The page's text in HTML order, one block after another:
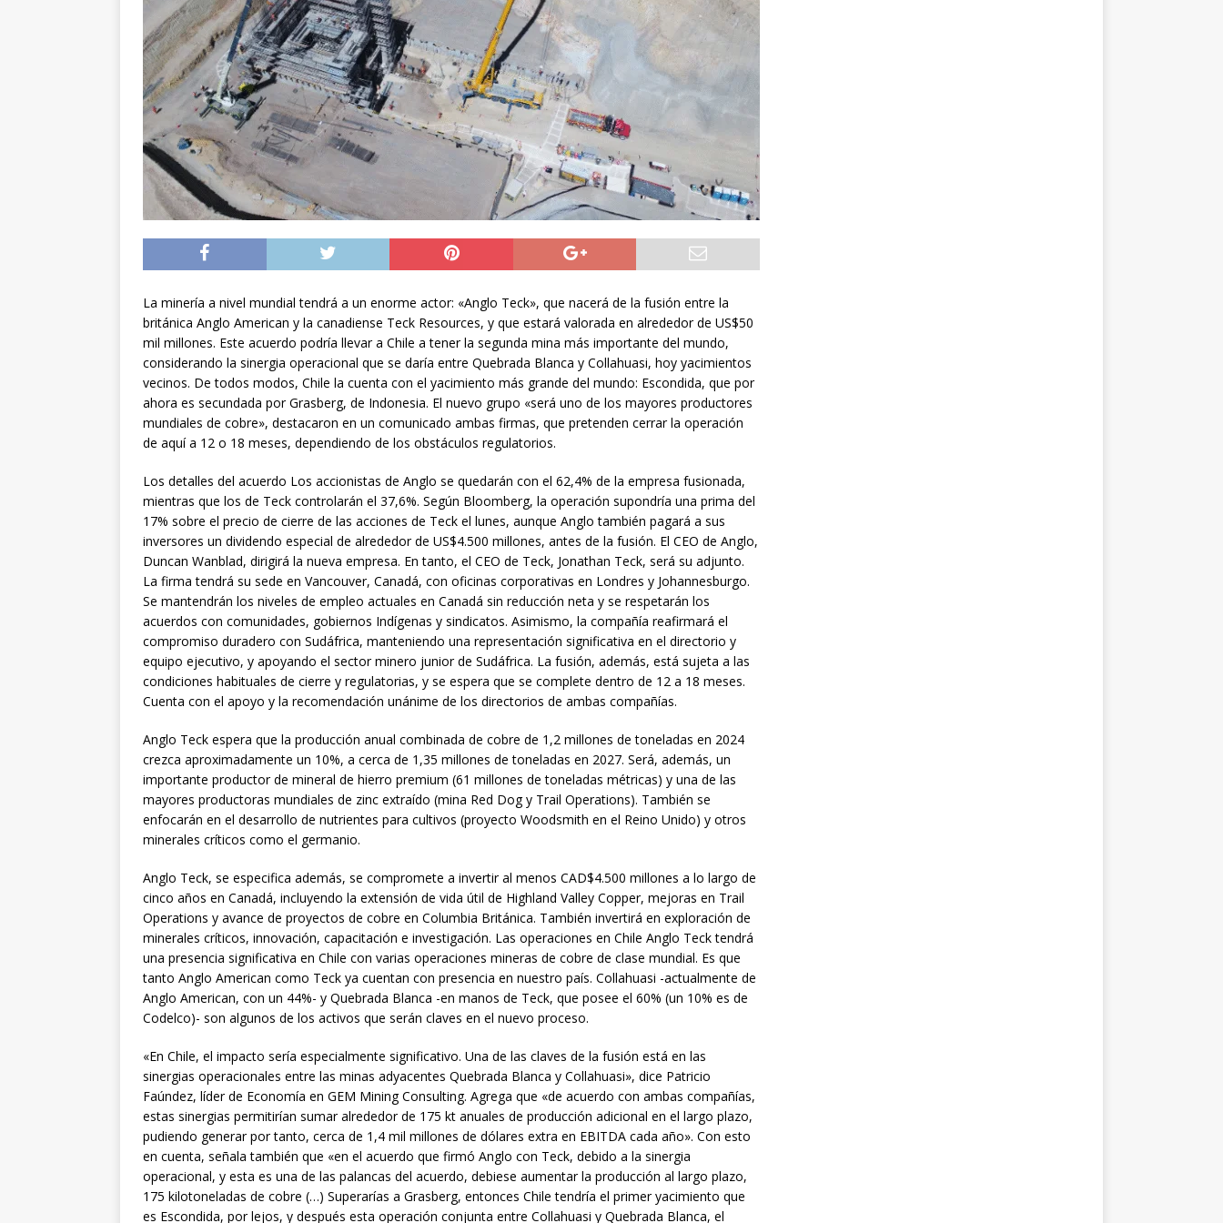
[ 04/08/2026 ] Ministros de la Unión Europea acuerdan reforzar fronteras, retornos y
sistema de alerta temprana tras la crisis en Ceuta
INTERNACIONAL
[ 04/08/2026 ] Precio del cobre alcanzó un nuevo máximo histórico
NACIONAL
[ 05/08/2026 ] Sueldos millonarios en el Gobierno: 46 funcionarios de
superintendencias ganan igual o más que el presidente Kast
La minería a nivel mundial tendrá a un enorme actor: «Anglo Teck», que nacerá de la fusión entre la
británica Anglo American y la canadiense Teck Resources, y que estará valorada en alrededor de US$50
mil millones. Este acuerdo podría llevar a Chile a tener la segunda mina más importante del mundo,
considerando la sinergia operacional que se daría entre Quebrada Blanca y Collahuasi, hoy yacimientos
vecinos. De todos modos, Chile la cuenta con el yacimiento más grande del mundo: Escondida, que por
ahora es secundada por Grasberg, de Indonesia. El nuevo grupo «será uno de los mayores productores
mundiales de cobre», destacaron en un comunicado ambas firmas, que pretenden cerrar la operación
de aquí a 12 o 18 meses, dependiendo de los obstáculos regulatorios.
Los detalles del acuerdo Los accionistas de Anglo se quedarán con el 62,4% de la empresa fusionada,
mientras que los de Teck controlarán el 37,6%. Según Bloomberg, la operación supondría una prima del
17% sobre el precio de cierre de las acciones de Teck el lunes, aunque Anglo también pagará a sus
inversores un dividendo especial de alrededor de US$4.500 millones, antes de la fusión. El CEO de Anglo,
Duncan Wanblad, dirigirá la nueva empresa. En tanto, el CEO de Teck, Jonathan Teck, será su adjunto.
La firma tendrá su sede en Vancouver, Canadá, con oficinas corporativas en Londres y Johannesburgo.
Se mantendrán los niveles de empleo actuales en Canadá sin reducción neta y se respetarán los
acuerdos con comunidades, gobiernos Indígenas y sindicatos. Asimismo, la compañía reafirmará el
compromiso duradero con Sudáfrica, manteniendo una representación significativa en el directorio y
equipo ejecutivo, y apoyando el sector minero junior de Sudáfrica. La fusión, además, está sujeta a las
condiciones habituales de cierre y regulatorias, y se espera que se complete dentro de 12 a 18 meses.
Cuenta con el apoyo y la recomendación unánime de los directorios de ambas compañías.
Anglo Teck espera que la producción anual combinada de cobre de 1,2 millones de toneladas en 2024
crezca aproximadamente un 10%, a cerca de 1,35 millones de toneladas en 2027. Será, además, un
importante productor de mineral de hierro premium (61 millones de toneladas métricas) y una de las
mayores productoras mundiales de zinc extraído (mina Red Dog y Trail Operations). También se
enfocarán en el desarrollo de nutrientes para cultivos (proyecto Woodsmith en el Reino Unido) y otros
minerales críticos como el germanio.
Anglo Teck, se especifica además, se compromete a invertir al menos CAD$4.500 millones a lo largo de
cinco años en Canadá, incluyendo la extensión de vida útil de Highland Valley Copper, mejoras en Trail
Operations y avance de proyectos de cobre en Columbia Británica. También invertirá en exploración de
minerales críticos, innovación, capacitación e investigación. Las operaciones en Chile Anglo Teck tendrá
una presencia significativa en Chile con varias operaciones mineras de cobre de clase mundial. Es que
tanto Anglo American como Teck ya cuentan con presencia en nuestro país. Collahuasi -actualmente de
Anglo American, con un 44%- y Quebrada Blanca -en manos de Teck, que posee el 60% (un 10% es de
Codelco)- son algunos de los activos que serán claves en el nuevo proceso.
«En Chile, el impacto sería especialmente significativo. Una de las claves de la fusión está en las
sinergias operacionales entre las minas adyacentes Quebrada Blanca y Collahuasi», dice Patricio
Faúndez, líder de Economía en GEM Mining Consulting. Agrega que «de acuerdo con ambas compañías,
estas sinergias permitirían sumar alrededor de 175 kt anuales de producción adicional en el largo plazo,
pudiendo generar por tanto, cerca de 1,4 mil millones de dólares extra en EBITDA cada año». Con esto
en cuenta, señala también que «en el acuerdo que firmó Anglo con Teck, debido a la sinergia
operacional, y esta es una de las palancas del acuerdo, debiese aumentar la producción al largo plazo,
175 kilotoneladas de cobre (…) Superarías a Grasberg, entonces Chile tendría el primer yacimiento que
es Escondida, por lejos, y después esta operación conjunta entre Collahuasi y Quebrada Blanca, el